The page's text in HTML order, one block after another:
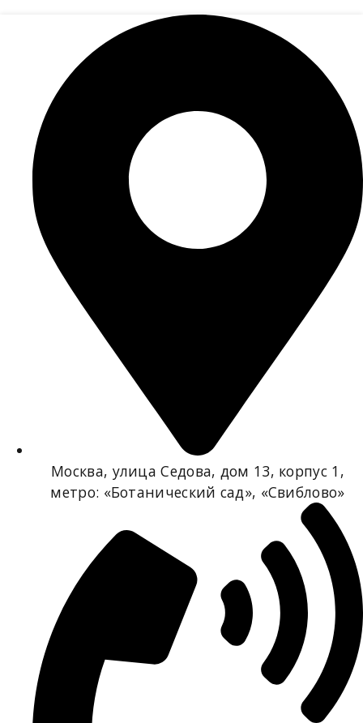
Москва, улица Седова, дом 13, корпус 1,
метро: «Ботанический сад», «Свиблово»